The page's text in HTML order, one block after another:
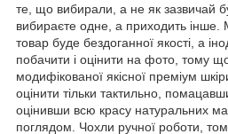
те, що вибирали, а не як зазвичай
вибираєте одне, а приходить
товар буде бездоганної якості, а
побачити і оцінити на фото, тому
модифікованої якісної преміум
оцінити тільки тактильно,
оцінивши всю красу натуральних
поглядом. Чохли ручної роботи,